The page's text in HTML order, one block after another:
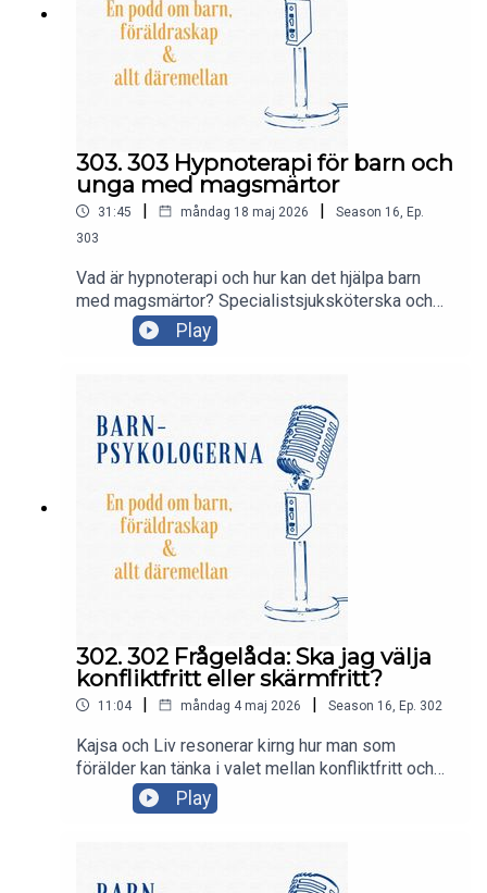
303. 303 Hypnoterapi för barn och
unga med magsmärtor
31:45 | måndag 18 maj 2026 | Season 16, Ep.
303
Vad är hypnoterapi och hur kan det hjälpa barn
med magsmärtor? Specialistsjuksköterska och
doktorand Frida Andersson och barnläkare och
forskare Tea Soini berättar för Maria om en
magsmärtor utan känd orsak.
Play
302. 302 Frågelåda: Ska jag välja
konfliktfritt eller skärmfritt?
11:04 | måndag 4 maj 2026 | Season 16, Ep. 302
Kajsa och Liv resonerar kirng hur man som
förälder kan tänka i valet mellan konfliktfritt och
skärmfritt när det gäller barn med NPF.
Play